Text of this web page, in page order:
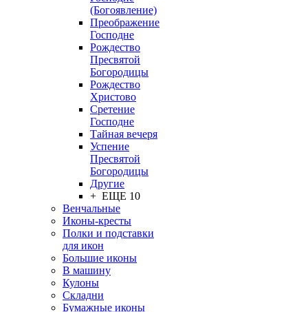
(Богоявление)
Преображение
Господне
Рождество
Пресвятой
Богородицы
Рождество
Христово
Сретение
Господне
Тайная вечеря
Успение
Пресвятой
Богородицы
Другие
+ ЕЩЕ 10
Венчальные
Иконы-кресты
Полки и подставки
для икон
Большие иконы
В машину
Кулоны
Складни
Бумажные иконы